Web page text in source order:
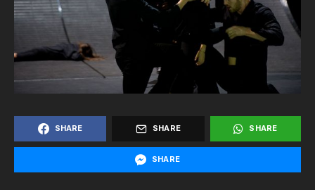
SHARE SHARE SHARE
SHARE